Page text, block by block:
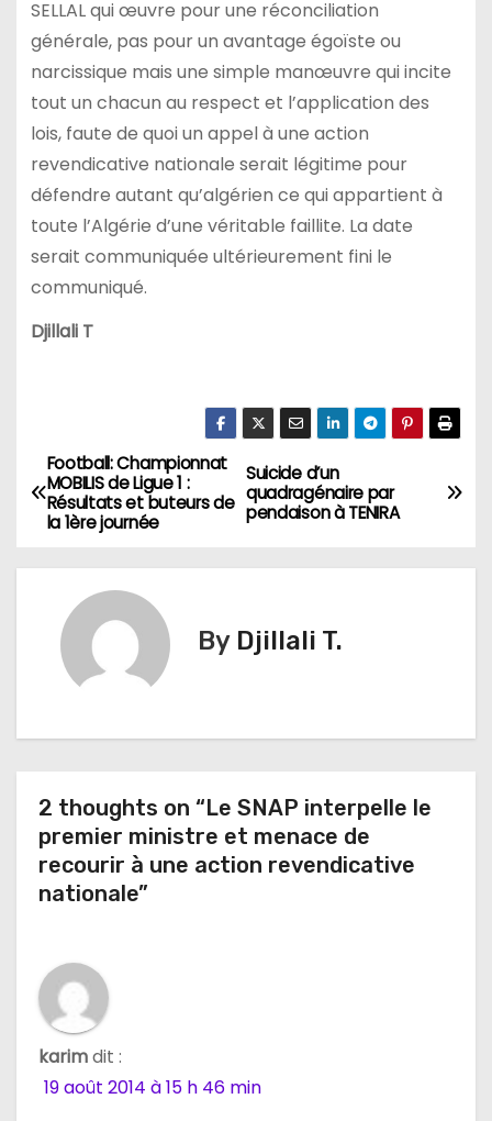
SELLAL qui œuvre pour une réconciliation
générale, pas pour un avantage égoïste ou
narcissique mais une simple manœuvre qui incite
tout un chacun au respect et l’application des
lois, faute de quoi un appel à une action
revendicative nationale serait légitime pour
défendre autant qu’algérien ce qui appartient à
toute l’Algérie d’une véritable faillite. La date
serait communiquée ultérieurement fini le
communiqué.
Djillali T
N
a
v
t
o
n
e
Suicide d’un
quadragénaire par
pendaison à TENIRA
Football: Championnat
MOBILIS de Ligue 1 :
Résultats et buteurs de
la 1ère journée
By Djillali T.
2 thoughts on “Le SNAP interpelle le
premier ministre et menace de
recourir à une action revendicative
nationale”
karimdit :
19 août 2014 à 15 h 46 min